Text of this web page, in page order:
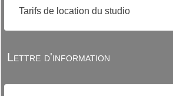
Tarifs de location du studio
Lettre d'information